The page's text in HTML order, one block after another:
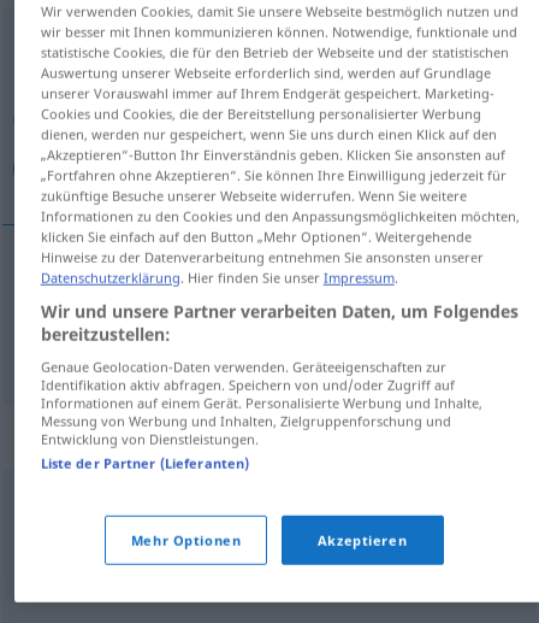
Dauerf
Übersicht aller Übersetzungen
(Für mehr Details die Übersetzung anklicken/antippen)
دوام, مدة
[daˈwaːm] Dauer
Synonyme für "Dauer"
Periode,Zeitraum,Frist ,Spanne,Zeitspanne
(zeitlicher) Abstand ,Zeitlang
Wir verwenden Cookies, damit Sie unsere Webseite bestmöglich nutzen und
wir besser mit Ihnen kommunizieren können. Notwendige, funktionale und
statistische Cookies, die für den Betrieb der Webseite und der statistischen
Auswertung unserer Webseite erforderlich sind, werden auf Grundlage
unserer Vorauswahl immer auf Ihrem Endgerät gespeichert. Marketing-
Cookies und Cookies, die der Bereitstellung personalisierter Werbung
dienen, werden nur gespeichert, wenn Sie uns durch einen Klick auf den
„Akzeptieren“-Button Ihr Einverständnis geben. Klicken Sie ansonsten auf
„Fortfahren ohne Akzeptieren“. Sie können Ihre Einwilligung jederzeit für
zukünftige Besuche unserer Webseite widerrufen. Wenn Sie weitere
Informationen zu den Cookies und den Anpassungsmöglichkeiten möchten,
klicken Sie einfach auf den Button „Mehr Optionen“. Weitergehende
Hinweise zu der Datenverarbeitung entnehmen Sie ansonsten unserer
Datenschutzerklärung. Hier finden Sie unser Impressum.
Wir und unsere Partner verarbeiten Daten, um Folgendes
bereitzustellen:
Genaue Geolocation-Daten verwenden. Geräteeigenschaften zur
Identifikation aktiv abfragen. Speichern von und/oder Zugriff auf
Informationen auf einem Gerät. Personalisierte Werbung und Inhalte,
Messung von Werbung und Inhalten, Zielgruppenforschung und
Entwicklung von Dienstleistungen.
Liste der Partner (Lieferanten)
Mehr Optionen Akzeptieren